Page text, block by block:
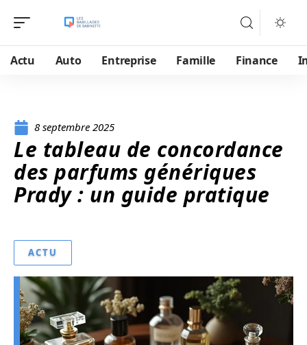
Actu Auto Entreprise Famille Finance
8 septembre 2025
Le tableau de concordance
des parfums génériques
Prady : un guide pratique
ACTU